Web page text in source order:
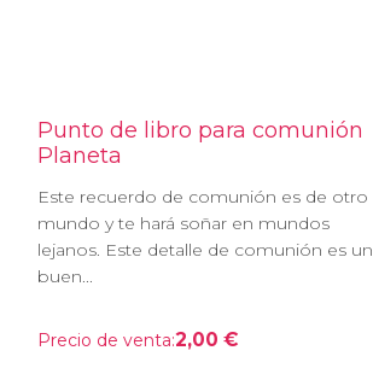
Punto de libro para comunión
Planeta
Este recuerdo de comunión es de otro
mundo y te hará soñar en mundos
lejanos. Este detalle de comunión es un
buen...
Precio de venta:2,00 €